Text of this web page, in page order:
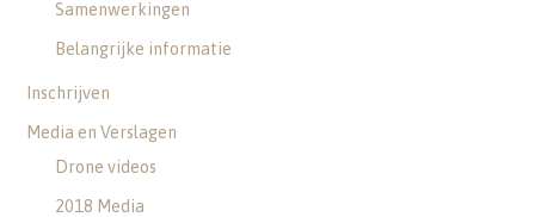
Samenwerkingen
Belangrijke informatie
Inschrijven
Media en Verslagen
Drone videos
2018 Media